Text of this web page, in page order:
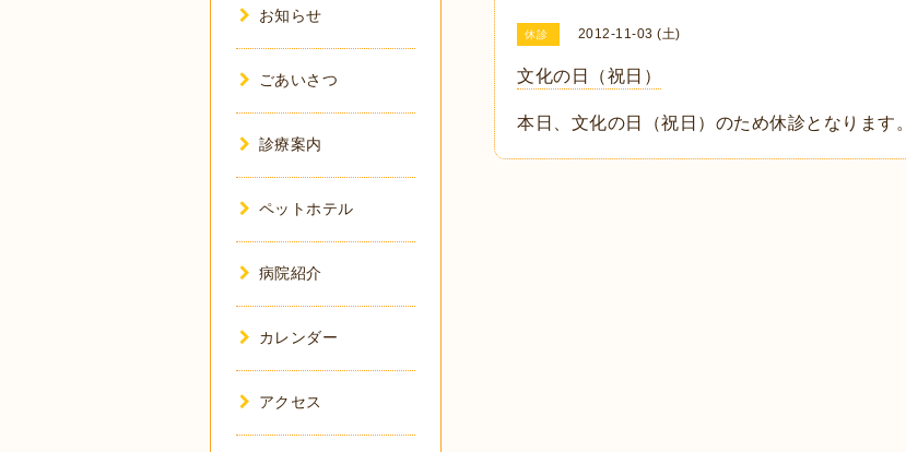
休診 2012-11-03 (土)
文化の日（祝日）
本日、文化の日（祝日）のため休診となります。
お知らせ
ごあいさつ
診療案内
ペットホテル
病院紹介
カレンダー
アクセス